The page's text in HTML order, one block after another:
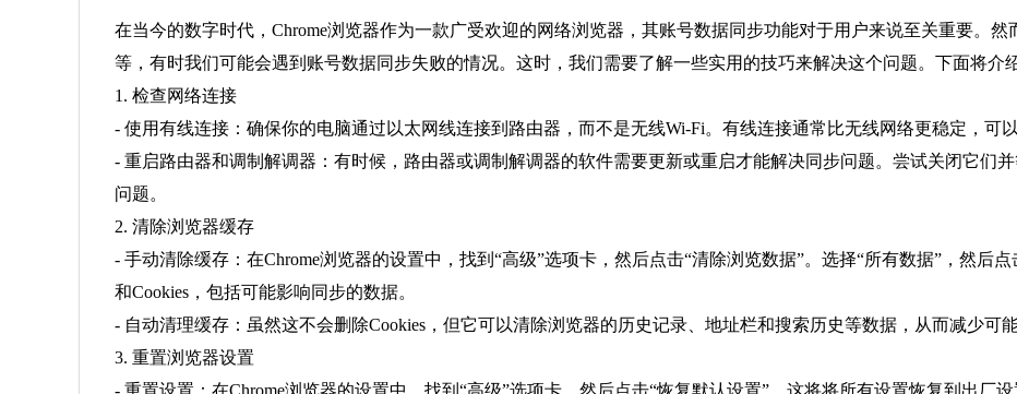
在当今的数字时代，Chrome浏览器作为一款广受欢迎的网络浏览器，其账号数据同步功能对于用户来说至关重要。
等，有时我们可能会遇到账号数据同步失败的情况。这时，我们需要了解一些实用的技巧来解决这个问题。下面将介
1. 检查网络连接
- 使用有线连接：确保你的电脑通过以太网线连接到路由器，而不是无线Wi-Fi。有线连接通常比无线网络更稳定，可
- 重启路由器和调制解调器：有时候，路由器或调制解调器的软件需要更新或重启才能解决同步问题。尝试关闭它们
问题。
2. 清除浏览器缓存
- 手动清除缓存：在Chrome浏览器的设置中，找到“高级”选项卡，然后点击“清除浏览数据”。选择“所有数据”，然后
和Cookies，包括可能影响同步的数据。
- 自动清理缓存：虽然这不会删除Cookies，但它可以清除浏览器的历史记录、地址栏和搜索历史等数据，从而减少可
3. 重置浏览器设置
- 重置设置：在Chrome浏览器的设置中，找到“高级”选项卡，然后点击“恢复默认设置”。这将将所有设置恢复到出厂